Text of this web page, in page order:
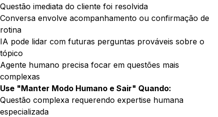
Questão imediata do cliente foi resolvida
Conversa envolve acompanhamento ou confirmação de
rotina
IA pode lidar com futuras perguntas prováveis sobre o
tópico
Agente humano precisa focar em questões mais
complexas
Use "Manter Modo Humano e Sair" Quando:
Questão complexa requerendo expertise humana
especializada